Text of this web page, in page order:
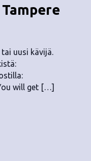
uusi kävijä.
will get […]